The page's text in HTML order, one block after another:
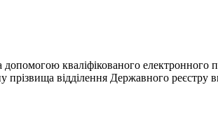
кваліфікованого електронного
відділення Державного реєстру